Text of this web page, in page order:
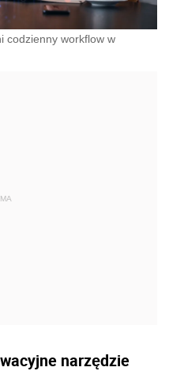
codzienny workflow w
narzędzie